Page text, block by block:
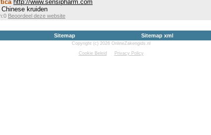
http://www.sensipharm.com
kruiden
Beoordeel deze website
Sitemap Sitemap xml
Copyright (c) 2026 OnlineZakengids.nl
Cookie Beleid
Privacy Policy